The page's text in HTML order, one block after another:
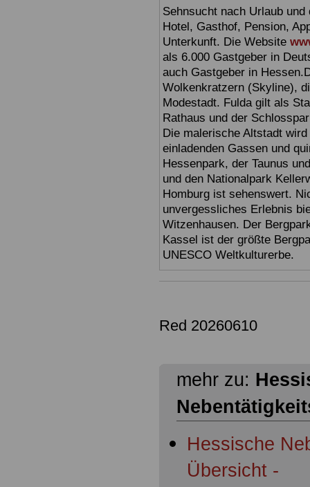
Sehnsucht nach Urlaub
Hotel, Gasthof, Pension,
Unterkunft. Die Website
als 6.000 Gastgeber in
auch Gastgeber in
Wolkenkratzern (Skyline),
Modestadt. Fulda gilt als
Rathaus und der
Die malerische Altstadt
einladenden Gassen und
Hessenpark, der Taunus
und den Nationalpark
Homburg ist sehenswert.
unvergessliches Erlebnis
Witzenhausen. Der
Kassel ist der größte
UNESCO Weltkulturerbe.
Red 20260610
mehr zu:
Hessische
Übersicht -